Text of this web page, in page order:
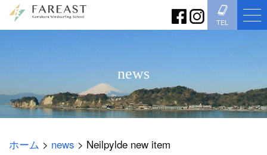
TEL
news
ホーム > news > Neilpylde new item